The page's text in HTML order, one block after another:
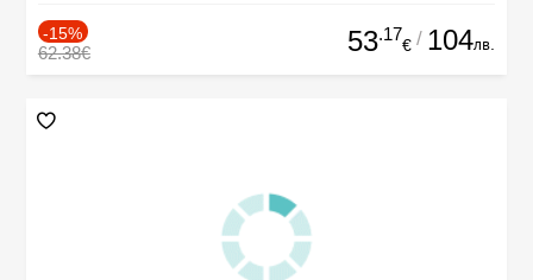
-15%
62.38€ 53.17
€ / 104лв.